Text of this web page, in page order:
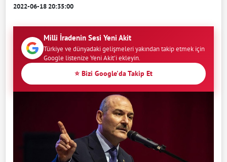
2022-06-18 20:35:00
Milli İradenin Sesi Yeni Akit
Türkiye ve dünyadaki gelişmeleri yakından takip etmek için
Google listenize Yeni Akit'i ekleyin.
⭐ Bizi Google'da Takip Et